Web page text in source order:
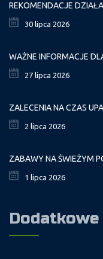
REKOMENDACJE
30 lipca 2026
27 lipca 2026
ZALECENIA NA CZAS
2 lipca 2026
ZABAWY NA ŚWIEŻYM
1 lipca 2026